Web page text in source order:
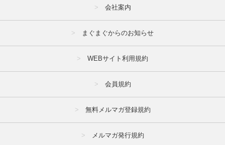
会社案内
まぐまぐからのお知らせ
WEBサイト利用規約
会員規約
無料メルマガ登録規約
メルマガ発行規約